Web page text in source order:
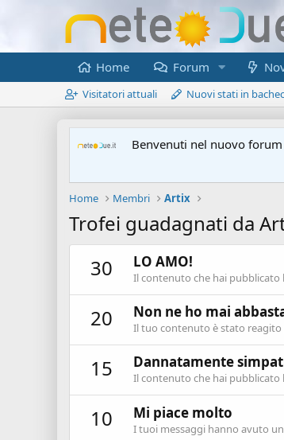
Home Forum
Visitatori attuali Nuovi stati in
Benvenuti nel nuovo
Home Membri Artix
Trofei guadagnati da
30
LO AMO!
Il contenuto che hai
20 Non ne ho mai
Il tuo contenuto è stato
15 Dannatamente
Il contenuto che hai
10 Mi piace molto
I tuoi messaggi hanno avuto